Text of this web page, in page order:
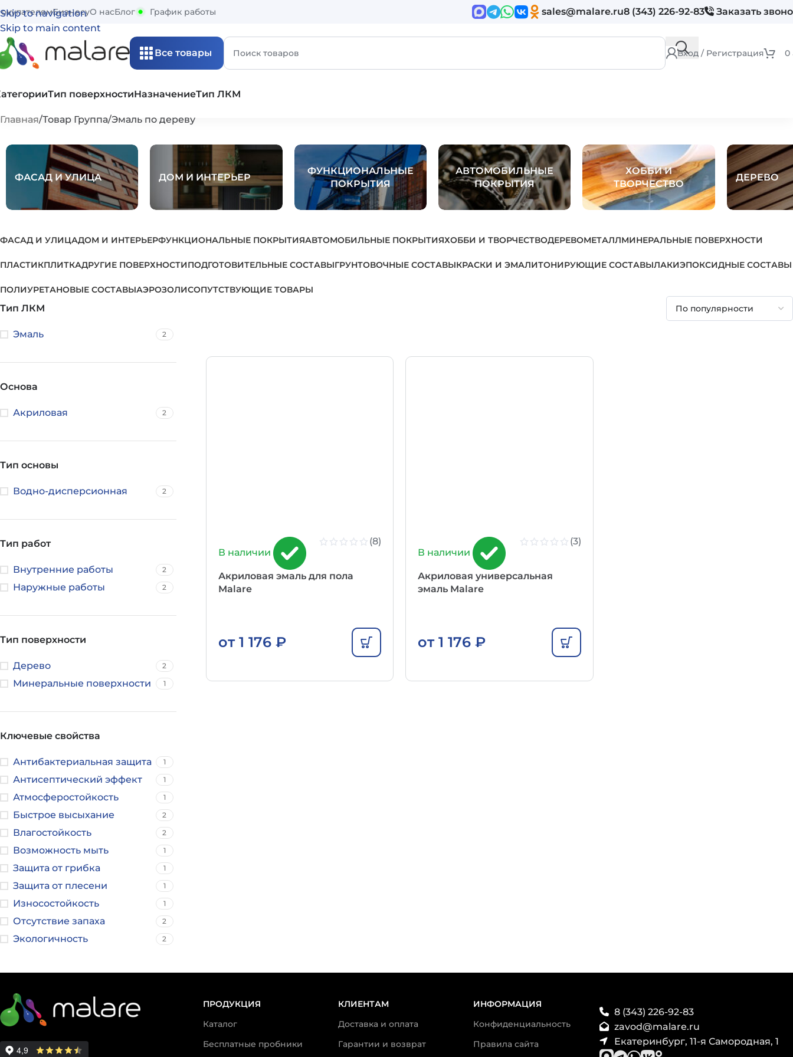
Skip to navigation
Skip to main content
БизнесуО насБлог График работы sales@malare.ru8 (343) 226-92-83 Заказать
Все товары Вход / Регистрация 0
Тип поверхностиНазначениеТип ЛКМ
Главная Товар Группа Эмаль по дереву
ФАСАД И УЛИЦА ДОМ И ИНТЕРЬЕР
ФУНКЦИОНАЛЬНЫЕ
ПОКРЫТИЯ
АВТОМОБИЛЬНЫЕ
ПОКРЫТИЯ
ХОББИ И
ТВОРЧЕСТВО
ДЕРЕВО
ФАСАД И УЛИЦАДОМ И ИНТЕРЬЕРФУНКЦИОНАЛЬНЫЕ ПОКРЫТИЯАВТОМОБИЛЬНЫЕ ПОКРЫТИЯХОББИ И ТВОРЧЕСТВОДЕРЕВОМЕТАЛЛМИНЕРАЛЬНЫЕ ПОВЕРХНОСТИ
ПЛАСТИКПЛИТКАДРУГИЕ ПОВЕРХНОСТИПОДГОТОВИТЕЛЬНЫЕ СОСТАВЫГРУНТОВОЧНЫЕ СОСТАВЫКРАСКИ И ЭМАЛИТОНИРУЮЩИЕ СОСТАВЫЛАКИЭПОКСИДНЫЕ СОСТАВЫ
ПОЛИУРЕТАНОВЫЕ СОСТАВЫАЭРОЗОЛИСОПУТСТВУЮЩИЕ ТОВАРЫ
Тип ЛКМ
Эмаль 2
Основа
Акриловая 2
Тип основы
Водно-дисперсионная 2
Тип работ
Внутренние работы 2
Наружные работы 2
Тип поверхности
Дерево 2
Минеральные поверхности 1
Ключевые свойства
Антибактериальная защита 1
Антисептический эффект 1
Атмосферостойкость 1
Быстрое высыхание 2
Влагостойкость 2
Возможность мыть 1
Защита от грибка 1
Защита от плесени 1
Износостойкость 1
Отсутствие запаха 2
Экологичность 2
В наличии
(8)
Акриловая эмаль для пола
Malare
от 1 176 ₽
В наличии
(3)
Акриловая универсальная
эмаль Malare
от 1 176 ₽
ПРОДУКЦИЯ
Каталог
Бесплатные пробники
КЛИЕНТАМ
Доставка и оплата
Гарантии и возврат
ИНФОРМАЦИЯ
Конфиденциальность
Правила сайта
8 (343) 226-92-83
zavod@malare.ru
Екатеринбург, 11-я Самородная, 1